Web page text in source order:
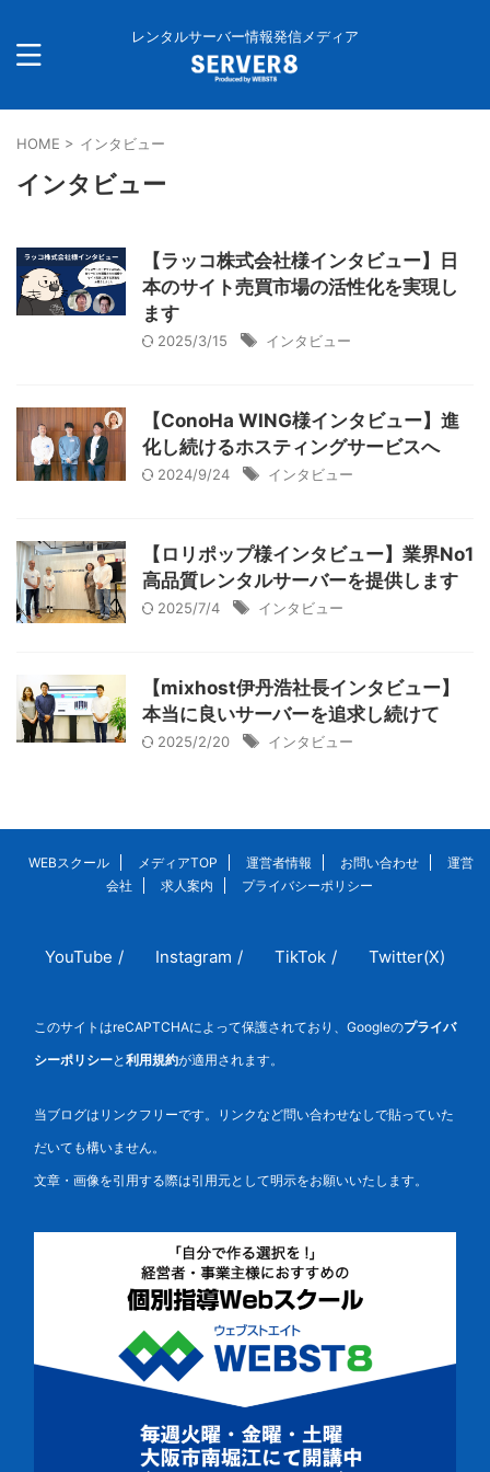
レンタルサーバー情報発信メディア
HOME > インタビュー
インタビュー
【ラッコ株式会社様インタビュー】日
本のサイト売買市場の活性化を実現し
ます
2025/3/15 インタビュー
【ConoHa WING様インタビュー】進
化し続けるホスティングサービスへ
2024/9/24 インタビュー
【ロリポップ様インタビュー】業界No1
高品質レンタルサーバーを提供します
2025/7/4 インタビュー
【mixhost伊丹浩社長インタビュー】
本当に良いサーバーを追求し続けて
2025/2/20 インタビュー
WEBスクール メディアTOP 運営者情報 お問い合わせ
運営
会社
求人案内 プライバシーポリシー
YouTube Instagram TikTok Twitter(X)
このサイトはreCAPTCHAによって保護されており、Googleのプライバ
シーポリシーと利用規約が適用されます。
当ブログはリンクフリーです。リンクなど問い合わせなしで貼っていた
だいても構いません。
文章・画像を引用する際は引用元として明示をお願いいたします。